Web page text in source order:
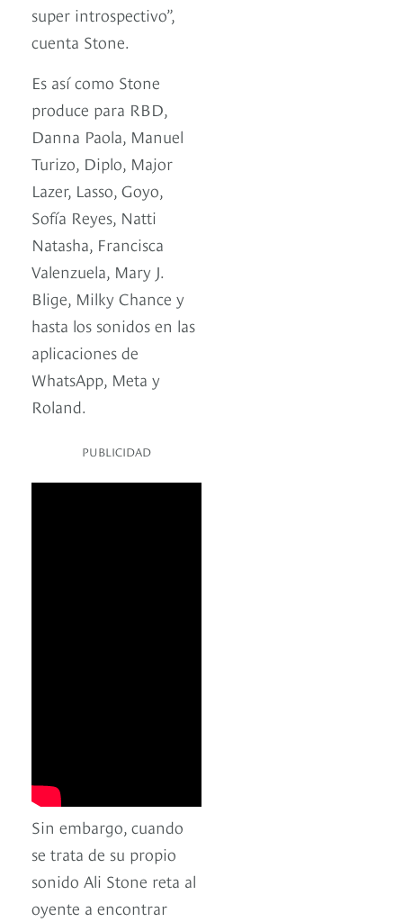
super introspectivo”,
cuenta Stone.
Es así como Stone
produce para RBD,
Danna Paola, Manuel
Turizo, Diplo, Major
Lazer, Lasso, Goyo,
Sofía Reyes, Natti
Natasha, Francisca
Valenzuela, Mary J.
Blige, Milky Chance y
hasta los sonidos en las
aplicaciones de
WhatsApp, Meta y
Roland.
PUBLICIDAD
Sin embargo, cuando
se trata de su propio
sonido Ali Stone reta al
oyente a encontrar